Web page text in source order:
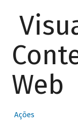
Web
Ações